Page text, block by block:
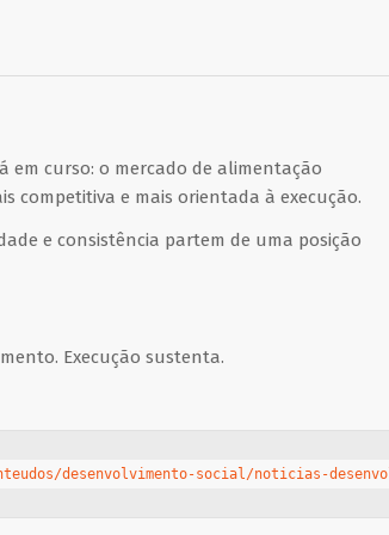
em curso: o mercado de alimentação
competitiva e mais orientada à execução.
e consistência partem de uma posição
Execução sustenta.
desenvolvimento-social/noticias-